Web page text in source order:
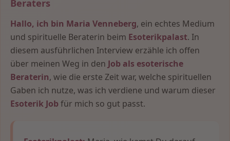
Beraters
Hallo, ich bin Maria Venneberg, ein echtes Medium
und spirituelle Beraterin beim Esoterikpalast. In
diesem ausführlichen Interview erzähle ich offen
über meinen Weg in den Job als esoterische
Beraterin, wie die erste Zeit war, welche spirituellen
Gaben ich nutze, was ich verdiene und warum dieser
Esoterik Jobfür mich so gut passt.